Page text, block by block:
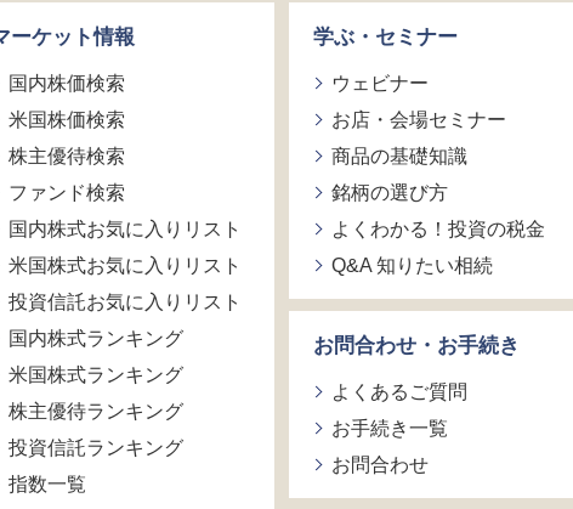
ーケット情報
国内株価検索
米国株価検索
株主優待検索
ファンド検索
国内株式お気に入りリスト
米国株式お気に入りリスト
投資信託お気に入りリスト
国内株式ランキング
米国株式ランキング
株主優待ランキング
投資信託ランキング
指数一覧
学ぶ・セミナー
ウェビナー
お店・会場セミナー
商品の基礎知識
銘柄の選び方
よくわかる！投資の税金
Q&A 知りたい相続
お問合わせ・お手続き
よくあるご質問
お手続き一覧
お問合わせ